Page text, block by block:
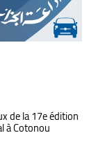
de la 17e édition
à Cotonou